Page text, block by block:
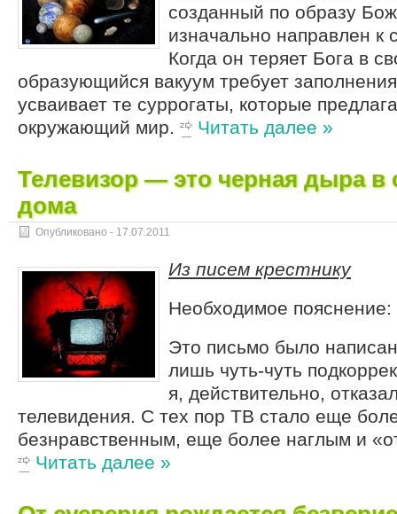
созданный по образу
изначально направлен к
Когда он теряет Бога в
образующийся вакуум требует
усваивает те суррогаты, которые
окружающий мир.
Читать далее »
Телевизор — это черная дыра в
дома
Опубликовано - 17.07.2011
Из писем крестнику
Необходимое пояснение:
Это письмо было
лишь чуть-чуть
я, действительно,
телевидения. С тех пор ТВ стало еще
безнравственным, еще более наглым и
Читать далее »